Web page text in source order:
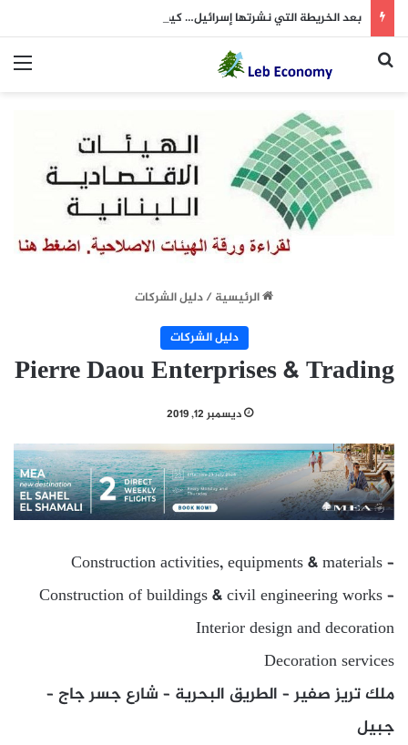
بعد الخريطة التي نشرتها إسرائيل… كيف علّق “الحزب”؟
بحث عن
الرئيسية/دليل الشركات
دليل الشركات
Pierre Daou Enterprises & Trading
ديسمبر 12, 2019
Construction activities, equipments & materials –
Construction of buildings & civil engineering works –
Interior design and decoration
Decoration services
ملك تريز صفير – الطريق البحرية – شارع جسر جاج –
جبيل